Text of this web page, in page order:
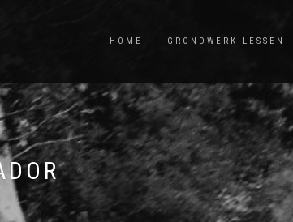
HOME GRONDWERK LESSEN